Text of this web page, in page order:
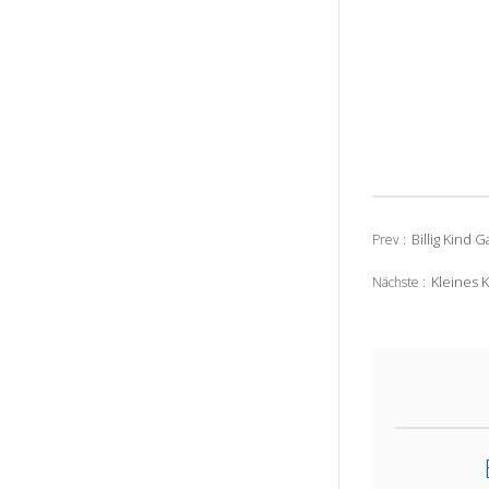
Prev : Billig Kind
Nächste : Kleines